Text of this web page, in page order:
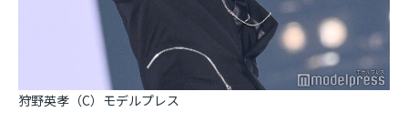
狩野英孝（C）モデルプレス